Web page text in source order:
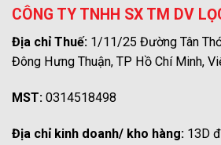
CÔNG TY TNHH SX TM DV
Địa chỉ Thuế: 1/11/25 Đường Tân
Đông Hưng Thuận, TP Hồ Chí Minh,
MST: 0314518498
Địa chỉ kinh doanh/ kho hàng: 13D